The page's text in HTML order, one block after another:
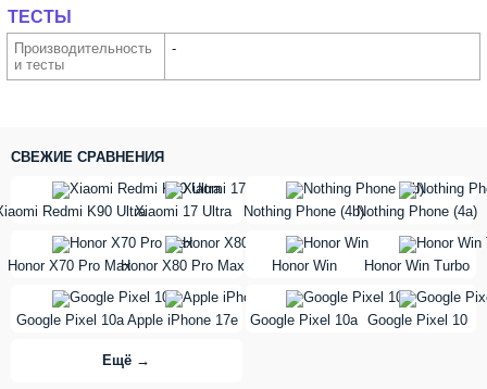
ТЕСТЫ
Производи­тельность
и тесты
-
СВЕЖИЕ СРАВНЕНИЯ
Redmi K90 Ultra
vs
Xiaomi 17 Ultra
Nothing Phone (4b)
vs
Nothing Phone (4a)
Honor X70 Pro Max
vs
Honor X80 Pro Max
Honor Win
vs
Honor Win Turbo
Google Pixel 10a
vs
Apple iPhone 17e
Google Pixel 10a
vs
Google Pixel 10
Ещё →